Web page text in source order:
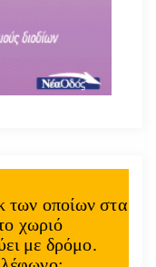
των οποίων στα
χωριό
με δρόμο.